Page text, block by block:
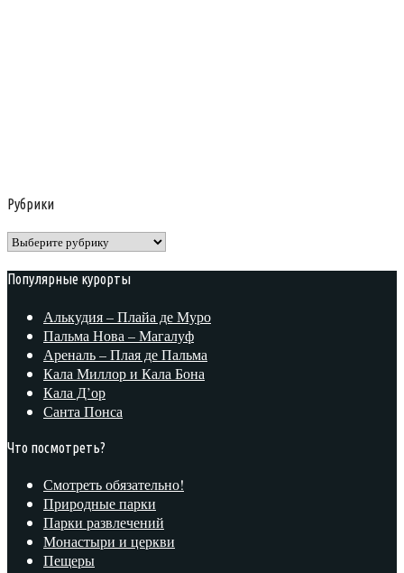
Рубрики
Рубрики
Популярные курорты
Алькудия – Плайа де Муро
Пальма Нова – Магалуф
Ареналь – Плая де Пальма
Кала Миллор и Кала Бона
Кала Д’ор
Санта Понса
Что посмотреть?
Смотреть обязательно!
Природные парки
Парки развлечений
Монастыри и церкви
Пещеры